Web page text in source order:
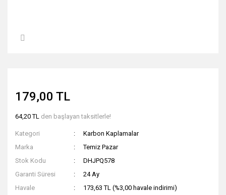
179,00 TL
64,20 TL den başlayan taksitlerle!
Kategori
Karbon Kaplamalar
Marka
Temiz Pazar
Stok Kodu
DHJPQ578
Garanti Süresi
24 Ay
Havale
173,63 TL (%3,00 havale indirimi)